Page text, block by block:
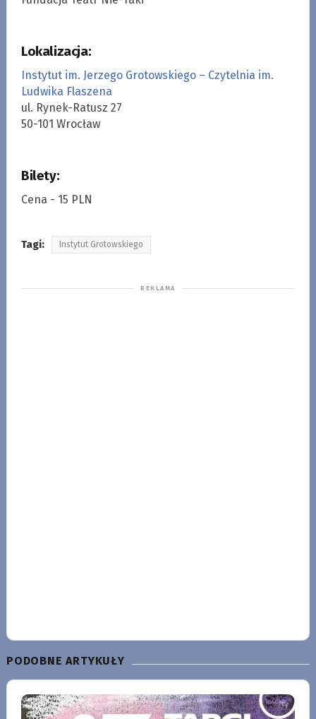
Lokalizacja:
Instytut im. Jerzego Grotowskiego – Czytelnia im.
Ludwika Flaszena
ul. Rynek-Ratusz 27
50-101 Wrocław
Bilety:
Cena - 15 PLN
Tagi: Instytut Grotowskiego
PODOBNE ARTYKUŁY